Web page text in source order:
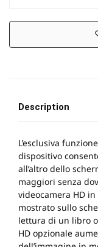
Description
L’esclusiva
dispositivo
all’altro dello
maggiori senza
videocamera HD
mostrato sullo
lettura di un libro
HD opzionale